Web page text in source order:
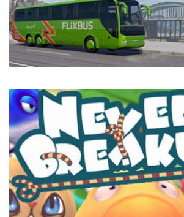
Neverwinter Nights 2
Fernbus Simulator